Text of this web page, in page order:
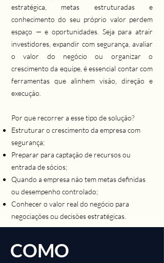
estratégica, metas estruturadas e
conhecimento do seu próprio valor perdem
espaço — e oportunidades. Seja para atrair
investidores, expandir com segurança, avaliar
o valor do negócio ou organizar o
crescimento da equipe, é essencial contar com
ferramentas que alinhem visão, direção e
execução.
Por que recorrer a esse tipo de solução?
Estruturar o crescimento da empresa com
segurança;
Preparar para captação de recursos ou
entrada de sócios;
Quando a empresa não tem metas definidas
ou desempenho controlado;
Conhecer o valor real do negócio para
negociações ou decisões estratégicas.
COMO